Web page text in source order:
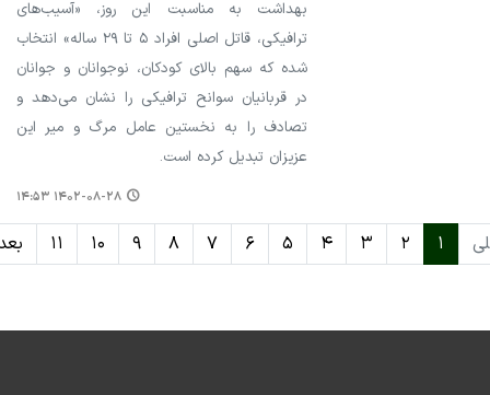
بهداشت به مناسبت این روز، «آسیب‌های
ترافیکی، قاتل اصلی افراد ۵ تا ۲۹ ساله» انتخاب
شده که سهم بالای کودکان، نوجوانان و جوانان
در قربانیان سوانح ترافیکی را نشان می‌دهد و
تصادف را به نخستین عامل مرگ و میر این
عزیزان تبدیل کرده است.
۱۴۰۲-۰۸-۲۸ ۱۴:۵۳
۱ ۲ ۳ ۴ ۵ ۶ ۷ ۸ ۹ ۱۰ ۱۱